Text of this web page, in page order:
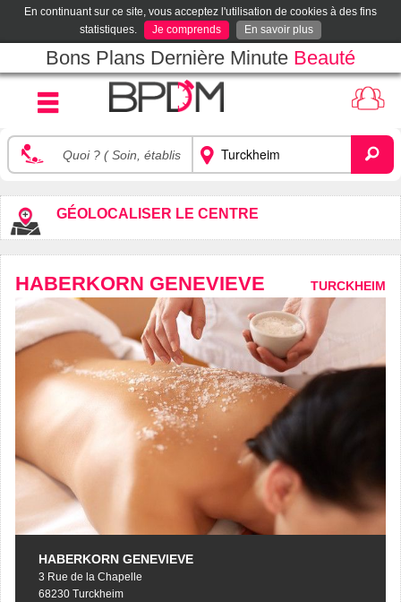
En continuant sur ce site, vous acceptez l'utilisation de cookies à des fins
statistiques.
Je comprends En savoir plus
Bons Plans Dernière Minute Beauté
GÉOLOCALISER LE CENTRE
HABERKORN GENEVIEVE TURCKHEIM
HABERKORN GENEVIEVE
3 Rue de la Chapelle
68230 Turckheim